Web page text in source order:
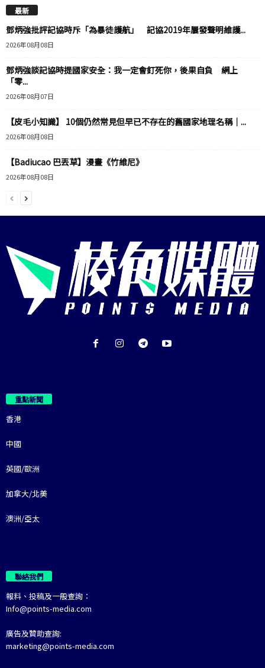
最新
鄧炳強批評記協時斥「為暴徒護航」 記協2019年屢發聲明維護...
2026年08月08日
鄧炳強談記協時提國家安全：我一定會釘死你，後果自負 網上
「零...
2026年08月07日
【皮毛小知識】 10個仍然常見但早已不存在的舊國家地理名稱｜...
2026年08月08日
【Badiucao 巴丟草】漫畫《竹維尼》
2026年08月08日
重點新聞
香港
中國
英國/歐洲
加拿大/北美
澳洲/亞太
聯絡我們
報料、投稿及一般查詢：
Info@points-media.com
廣告及贊助查詢:
marketing@points-media.com